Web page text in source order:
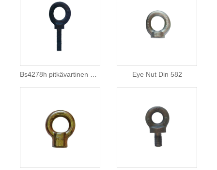
Eye Nut Din 582